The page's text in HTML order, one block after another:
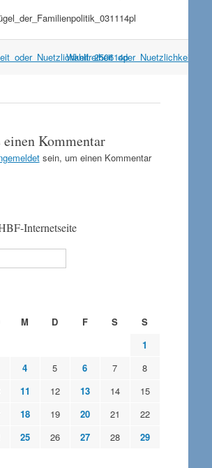
einen Kommentar
sein, um einen Kommentar
Internetseite
M D F S
S
1
4 5 6 7
8
11 12 13 14
15
18 19 20 21
22
25 26 27 28
29